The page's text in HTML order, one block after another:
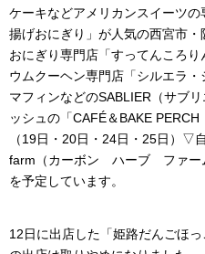
ケーキなどアメリカンスイーツ
揚げおにぎり」が人気の西宮市
おにぎり専門店「すってんころ
ウムクーヘン専門店「シルエラ
マフィンなどのSABLIER（サブ
ッシュの「CAFÉ＆BAKE
（19日・20日・24日・25日）▽
farm（カーボン ハーブ ファー
を予定しています。
12日に出店した「姫路だんごほ